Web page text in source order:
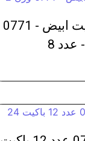
نستلة كونفيسري اوفليت ابيض - 0771